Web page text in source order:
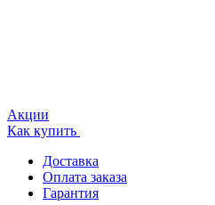
Акции
Как купить
Доставка
Оплата заказа
Гарантия